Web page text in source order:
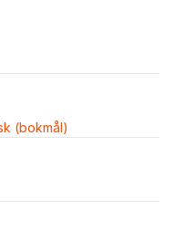
(bokmål)